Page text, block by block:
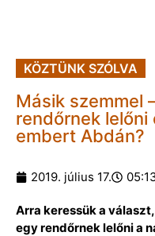
KÖZTÜNK SZÓLVA
Másik szemmel
rendőrnek
embert Abdán?
2019. július 17.
Arra keressük a
egy rendőrnek lelőni a